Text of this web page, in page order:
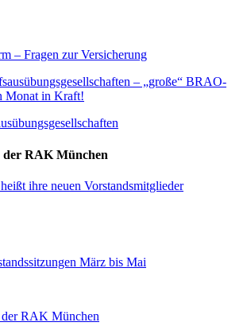
– Fragen zur Versicherung
– „große“ BRAO-
Monat in Kraft!
der RAK München
ihre neuen Vorstandsmitglieder
März bis Mai
der RAK München